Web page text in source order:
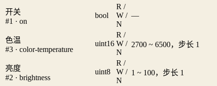
开关
#1 · on
bool
R /
W /
N
—
色温
#3 · color-temperature
uint16
R /
W /
N
2700 ~ 6500，步长 1
亮度
#2 · brightness
uint8
R /
W /
N
1 ~ 100，步长 1